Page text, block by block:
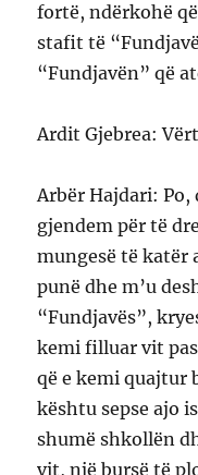
fortë, ndërkohë
stafit të
“Fundjavën” që
Ardit Gjebrea:
Arbër Hajdari:
gjendem për të
mungesë të katër
punë dhe m’u
“Fundjavës”,
kemi filluar vit
që e kemi quajtur
kështu sepse ajo
shumë shkollën
vit, një bursë të